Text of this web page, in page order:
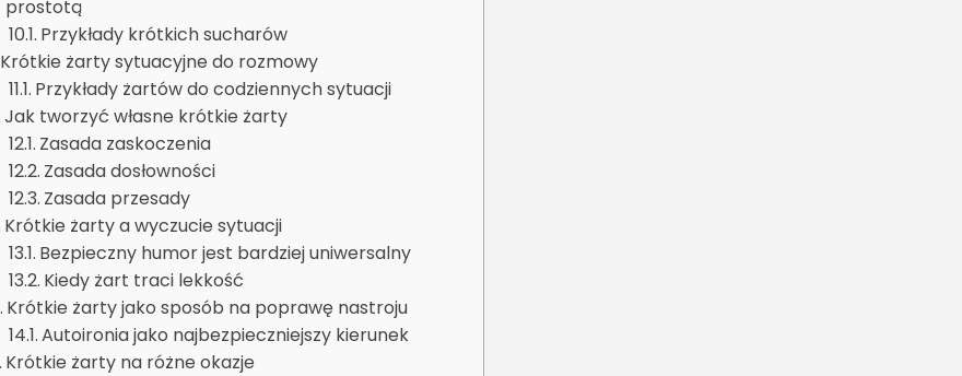
prostotą
Przykłady krótkich sucharów
Krótkie żarty sytuacyjne do rozmowy
Przykłady żartów do codziennych sytuacji
Jak tworzyć własne krótkie żarty
Zasada zaskoczenia
Zasada dosłowności
Zasada przesady
Krótkie żarty a wyczucie sytuacji
Bezpieczny humor jest bardziej uniwersalny
Kiedy żart traci lekkość
Krótkie żarty jako sposób na poprawę nastroju
Autoironia jako najbezpieczniejszy kierunek
Krótkie żarty na różne okazje